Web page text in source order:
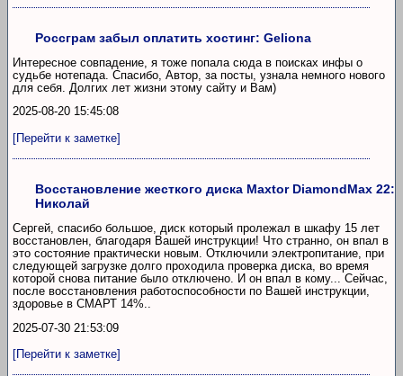
Россграм забыл оплатить хостинг: Geliona
Интересное совпадение, я тоже попала сюда в поисках инфы о
судьбе нотепада. Спасибо, Автор, за посты, узнала немного нового
для себя. Долгих лет жизни этому сайту и Вам)
2025-08-20 15:45:08
[Перейти к заметке]
Восстановление жесткого диска Maxtor DiamondMax 22:
Николай
Сергей, спасибо большое, диск который пролежал в шкафу 15 лет
восстановлен, благодаря Вашей инструкции! Что странно, он впал в
это состояние практически новым. Отключили электропитание, при
следующей загрузке долго проходила проверка диска, во время
которой снова питание было отключено. И он впал в кому... Сейчас,
после восстановления работоспособности по Вашей инструкции,
здоровье в СМАРТ 14%..
2025-07-30 21:53:09
[Перейти к заметке]